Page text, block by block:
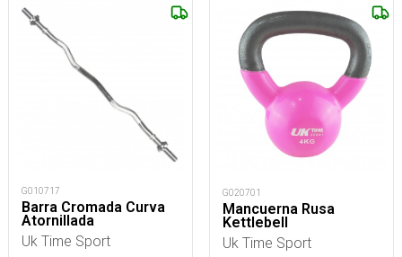
G010717
Barra Cromada Curva
Atornillada
Uk Time Sport
G020701
Mancuerna Rusa
Kettlebell
Uk Time Sport